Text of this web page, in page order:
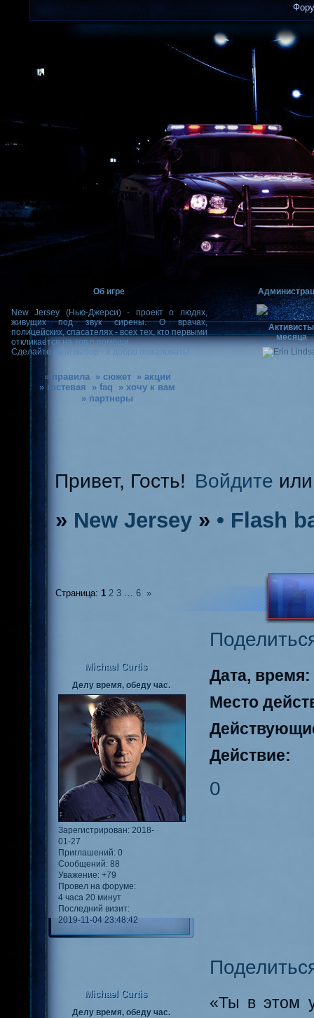
Об игре
New Jersey (Нью-Джерси) - проект о людях,
живущих под звук сирены. О врачах,
полицейских, спасателях - всех тех, кто первыми
откликается на зов о помощи.
Сделайте свой выбор - и добро пожаловать!
» правила » сюжет
» акции
» гостевая
» faq
» хочу к вам
» партнеры
Активисты
месяца
Привет, Гость! Войдите
» New Jersey » • Flash
Страница: 1 2 3 … 6 »
Michael Curtis
Делу время, обеду час.
Зарегистрирован: 2018-
01-27
Приглашений: 0
Сообщений: 88
Уважение: +79
Провел на форуме:
4 часа 20 минут
Последний визит:
2019-11-04 23:48:42
Дата, время:
Место
Действие:
0
Michael Curtis
Делу время, обеду час.
«Ты в этом